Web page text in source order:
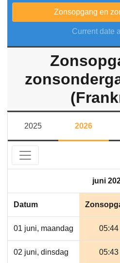
Zonsopgang en
Current date
2025 2026
juni
Datum
01 juni, maandag 05:44
02 juni, dinsdag 05:43